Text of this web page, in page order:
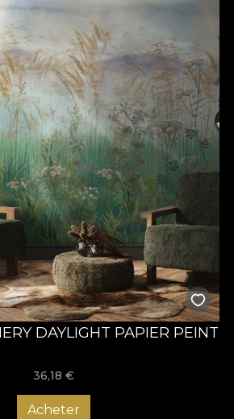
DAYLIGHT PAPIER PEINT
36,18 €
Acheter